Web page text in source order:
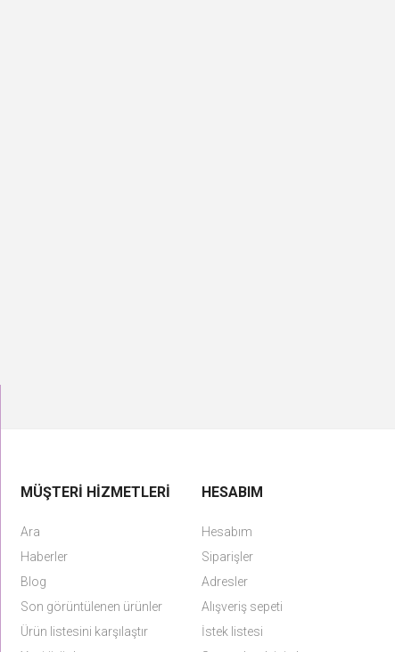
MÜŞTERI HIZMETLERI
Ara
Haberler
Blog
Son görüntülenen ürünler
Ürün listesini karşılaştır
HESABIM
Hesabım
Siparişler
Adresler
Alışveriş sepeti
İstek listesi